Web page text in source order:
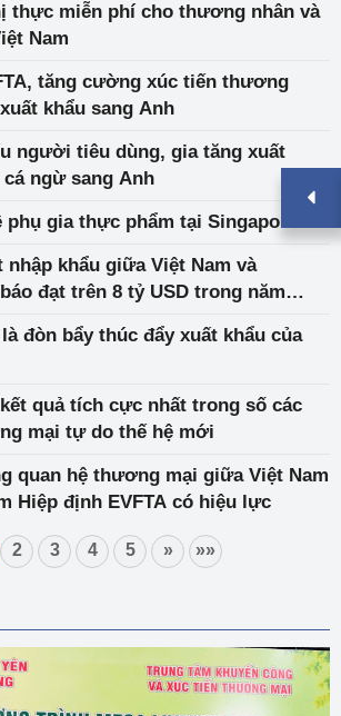
thực miễn phí cho thương nhân và
Nam
tăng cường xúc tiến thương
khẩu sang Anh
người tiêu dùng, gia tăng xuất
cá ngừ sang Anh
gia thực phẩm tại Singapore
nhập khẩu giữa Việt Nam và
đạt trên 8 tỷ USD trong năm
đòn bẩy thúc đẩy xuất khẩu của
quả tích cực nhất trong số các
mại tự do thế hệ mới
quan hệ thương mại giữa Việt Nam
Hiệp định EVFTA có hiệu lực
2 3 4 5 » »»